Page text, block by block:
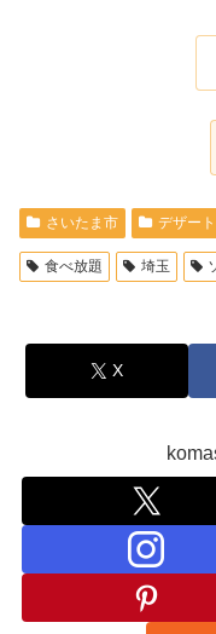
さいたま市 デザー
食べ放題 埼玉
X